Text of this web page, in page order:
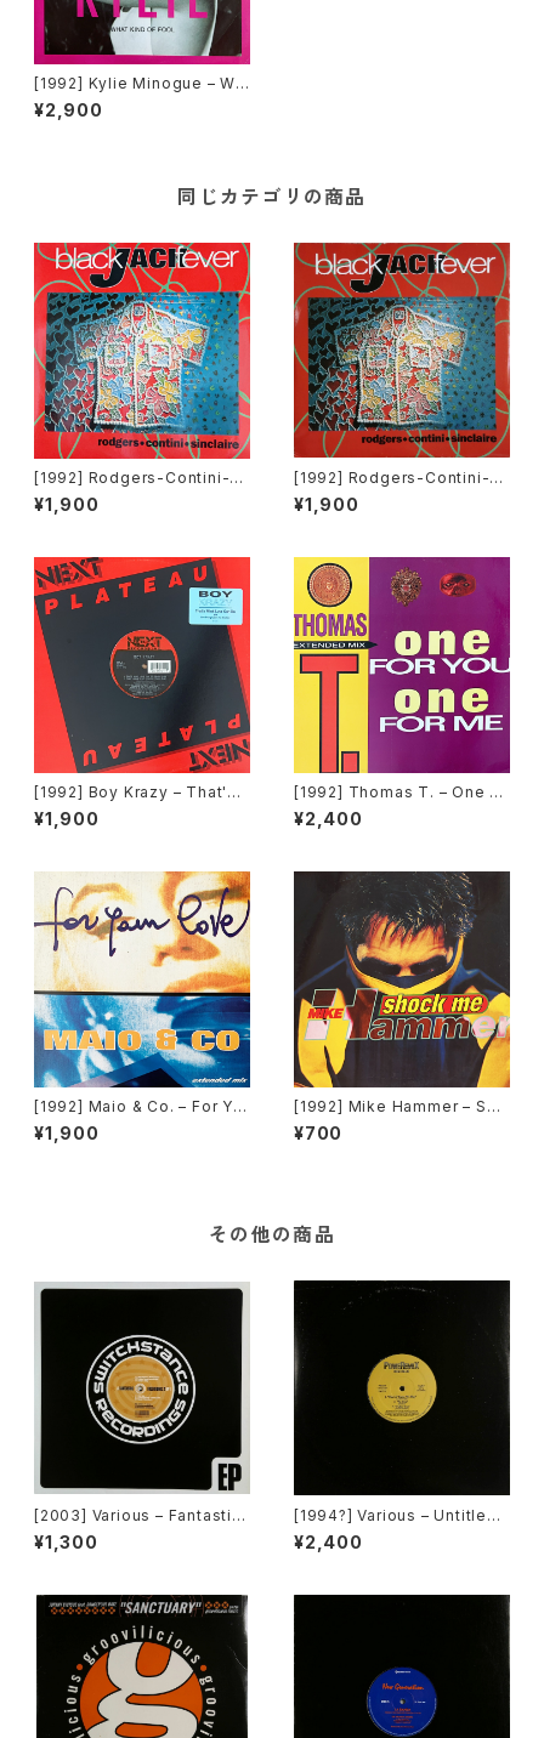
[1992] Kylie Minogue – Wh
at Kind Of Fool [PWL Inter
national]
¥2,900
同じカテゴリの商品
[1992] Rodgers-Contini-Si
nclaire – Black Jack Fever
[Double Rec.]
¥1,900
[1992] Rodgers-Contini-Si
nclaire – Black Jack Fever
[Double Rec.][在庫B]
¥1,900
[1992] Boy Krazy – That's
What Love Can Do [Next Pl
ateau Records Inc.]
¥1,900
[1992] Thomas T. – One Fo
r You One For Me [Time Re
cords][TRD 1250]
¥2,400
[1992] Maio & Co. – For Yo
ur Love [Time Records]
¥1,900
[1992] Mike Hammer – Sho
ck Me[Time Records][TRD
1203]
¥700
その他の商品
[2003] Various – Fantastic
Freeriding 2 EP 1 [Switchst
ance Recordings]
¥1,300
[1994?] Various – Untitled
(PM-669)[PoweRemix Rec
ords]
¥2,400